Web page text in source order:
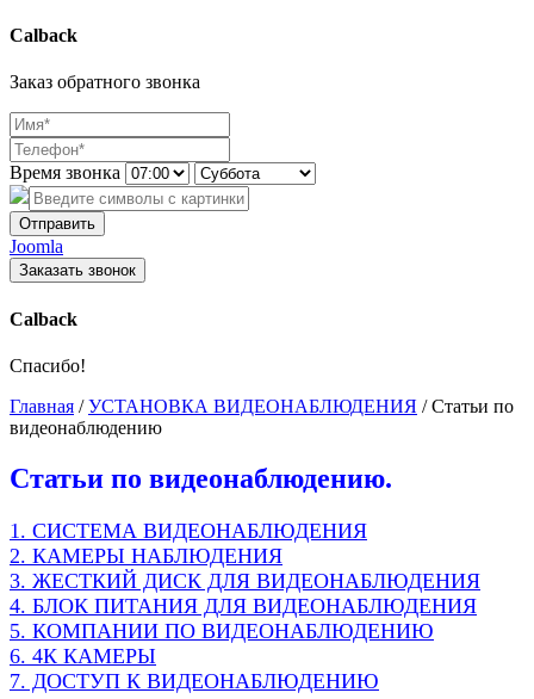
Calback
Заказ обратного звонка
Время звонка
Отправить
Joomla
Заказать звонок
Calback
Спасибо!
Главная /УСТАНОВКА ВИДЕОНАБЛЮДЕНИЯ /Статьи по
видеонаблюдению
Статьи по видеонаблюдению.
1. СИСТЕМА ВИДЕОНАБЛЮДЕНИЯ
2. КАМЕРЫ НАБЛЮДЕНИЯ
3. ЖЕСТКИЙ ДИСК ДЛЯ ВИДЕОНАБЛЮДЕНИЯ
4. БЛОК ПИТАНИЯ ДЛЯ ВИДЕОНАБЛЮДЕНИЯ
5. КОМПАНИИ ПО ВИДЕОНАБЛЮДЕНИЮ
6. 4К КАМЕРЫ
7. ДОСТУП К ВИДЕОНАБЛЮДЕНИЮ